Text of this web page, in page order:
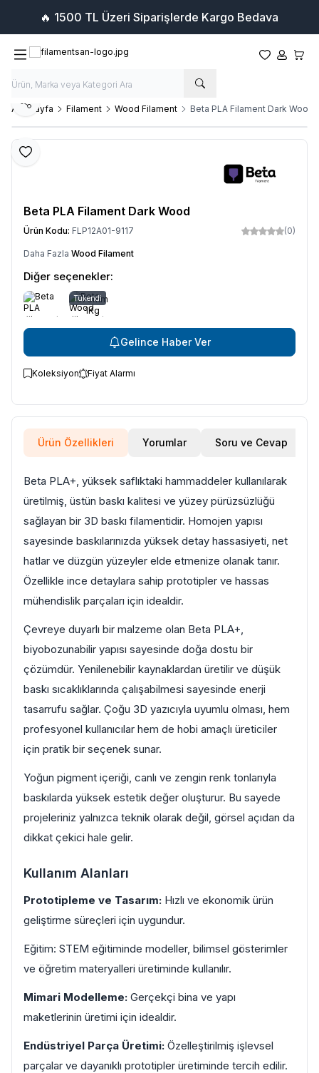
🔥 1500 TL Üzeri Siparişlerde Kargo Bedava
Favorilerim
Hesabım
Ana Sayfa Filament Wood Filament Beta PLA Filament Dark Wood
Favoriye Ekle
Paylaş
Beta PLA Filament Dark Wood
Ürün Kodu: FLP12A01-9117 (0)
Daha Fazla Wood Filament
Diğer seçenekler:
Tükendi
1.75mm
1Kg
Gelince Haber Ver
Koleksiyon Fiyat Alarmı
Ürün Özellikleri Yorumlar Soru ve Cevap
Beta PLA+, yüksek saflıktaki hammaddeler kullanılarak
üretilmiş, üstün baskı kalitesi ve yüzey pürüzsüzlüğü
sağlayan bir 3D baskı filamentidir. Homojen yapısı
sayesinde baskılarınızda yüksek detay hassasiyeti, net
hatlar ve düzgün yüzeyler elde etmenize olanak tanır.
Özellikle ince detaylara sahip prototipler ve hassas
mühendislik parçaları için idealdir.
Çevreye duyarlı bir malzeme olan Beta PLA+,
biyobozunabilir yapısı sayesinde doğa dostu bir
çözümdür. Yenilenebilir kaynaklardan üretilir ve düşük
baskı sıcaklıklarında çalışabilmesi sayesinde enerji
tasarrufu sağlar. Çoğu 3D yazıcıyla uyumlu olması, hem
profesyonel kullanıcılar hem de hobi amaçlı üreticiler
için pratik bir seçenek sunar.
Yoğun pigment içeriği, canlı ve zengin renk tonlarıyla
baskılarda yüksek estetik değer oluşturur. Bu sayede
projeleriniz yalnızca teknik olarak değil, görsel açıdan da
dikkat çekici hale gelir.
Kullanım Alanları
Prototipleme ve Tasarım: Hızlı ve ekonomik ürün
geliştirme süreçleri için uygundur.
Eğitim: STEM eğitiminde modeller, bilimsel gösterimler
ve öğretim materyalleri üretiminde kullanılır.
Mimari Modelleme: Gerçekçi bina ve yapı
maketlerinin üretimi için idealdir.
Endüstriyel Parça Üretimi: Özelleştirilmiş işlevsel
parçalar ve dayanıklı prototipler üretiminde tercih edilir.